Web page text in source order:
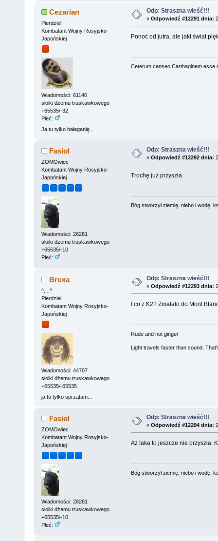
Cezarian
Pierdziel
Kombatant Wojny Rosyjsko-
Japońskiej
Wiadomości: 61146
słoiki dżemu truskawkowego
+65535/-32
Płeć:
Ja tu tylko bałaganię...
Odp: Straszna wieść!!!
« Odpowiedź #12291 dnia:
Ponoć od jutra, ale jaki świat
Ceterum censeo Carthaginem esse
Fasiol
ZOMOwiec
Kombatant Wojny Rosyjsko-
Japońskiej
Wiadomości: 28281
słoiki dżemu truskawkowego
+65535/-10
Płeć:
Odp: Straszna wieść!!!
« Odpowiedź #12292 dnia:
Trochę już przyszła.
Bóg stworzył ziemię, niebo i wodę,
Bruxa
^,..,^
Pierdziel
Kombatant Wojny Rosyjsko-
Japońskiej
Wiadomości: 44707
słoiki dżemu truskawkowego
+65535/-65535
ja tu tylko sprzątam...
Odp: Straszna wieść!!!
« Odpowiedź #12293 dnia:
I co z K2? Zmalało do Mont
Rude and not ginger
Light travels faster than sound.
Fasiol
ZOMOwiec
Kombatant Wojny Rosyjsko-
Japońskiej
Wiadomości: 28281
słoiki dżemu truskawkowego
+65535/-10
Płeć:
Odp: Straszna wieść!!!
« Odpowiedź #12294 dnia:
Aż taka to jeszcze nie przyszła.
Bóg stworzył ziemię, niebo i wodę,